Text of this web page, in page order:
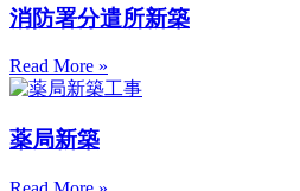
消防署分遣所新築
Read More »
薬局新築